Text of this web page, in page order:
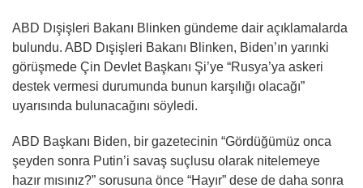
ABD Dışişleri Bakanı Blinken gündeme dair açıklamalarda
bulundu. ABD Dışişleri Bakanı Blinken, Biden’ın yarınki
görüşmede Çin Devlet Başkanı Şi’ye “Rusya’ya askeri
destek vermesi durumunda bunun karşılığı olacağı”
uyarısında bulunacağını söyledi.
ABD Başkanı Biden, bir gazetecinin “Gördüğümüz onca
şeyden sonra Putin’i savaş suçlusu olarak nitelemeye
hazır mısınız?” sorusuna önce “Hayır” dese de daha sonra